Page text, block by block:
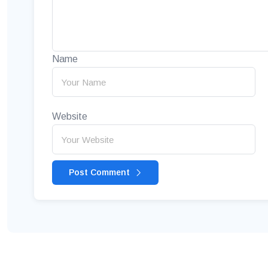
Name
Website
Post Comment